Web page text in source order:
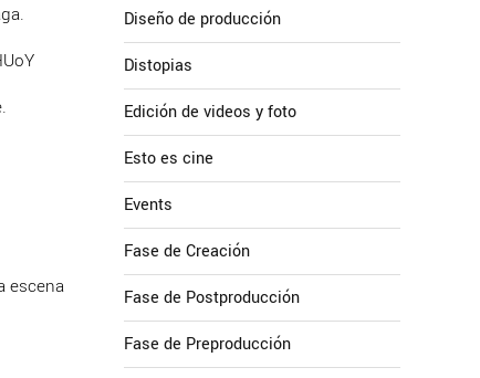
escena
Diseño de producción
Distopias
Edición de videos y foto
Esto es cine
Events
Fase de Creación
Fase de Postproducción
Fase de Preproducción